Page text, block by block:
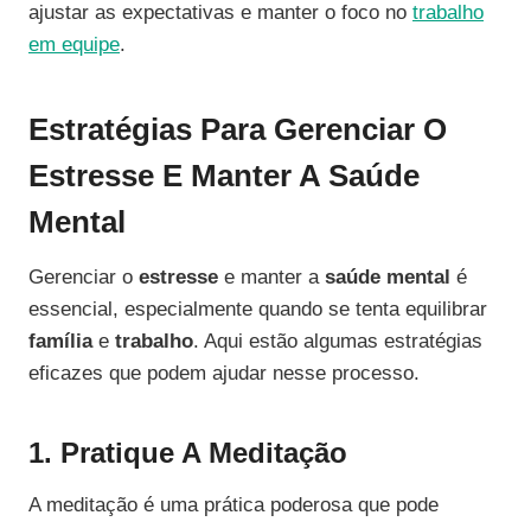
ajustar as expectativas e manter o foco no trabalho
em equipe.
Estratégias Para Gerenciar O
Estresse E Manter A Saúde
Mental
Gerenciar o estresse e manter a saúde mental é
essencial, especialmente quando se tenta equilibrar
famíliae trabalho. Aqui estão algumas estratégias
eficazes que podem ajudar nesse processo.
1. Pratique A Meditação
A meditação é uma prática poderosa que pode